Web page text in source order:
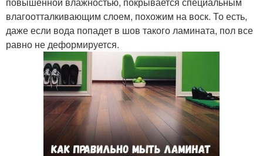
влагоотталкивающим слоем, похожим на воск. То есть,
даже если вода попадет в шов такого ламината, пол все
равно не деформируется.